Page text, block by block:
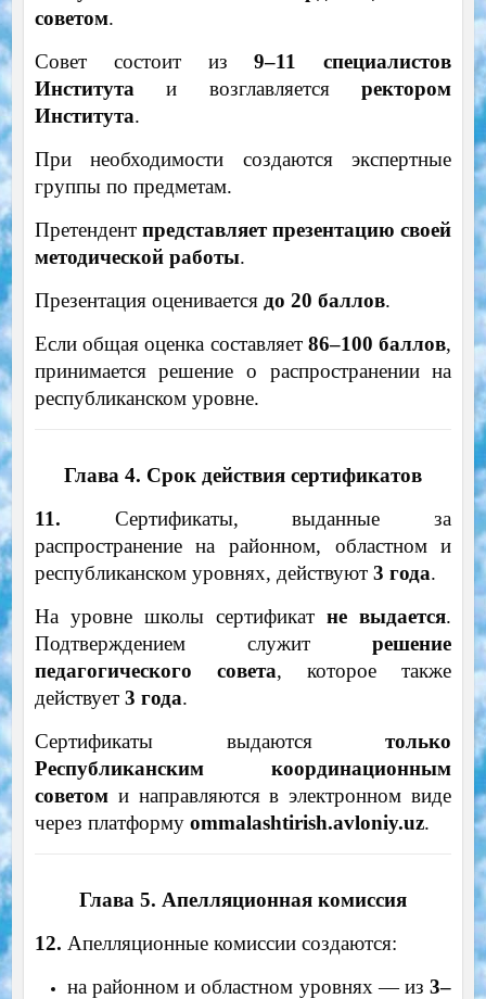
советом.
Совет состоит из9–11 специалистов
Института и возглавляетсяректором
Института.
При необходимости создаются экспертные
группы по предметам.
Претендент представляет презентацию своей
методической работы.
Презентация оценивается до 20 баллов.
Если общая оценка составляет 86–100 баллов,
принимается решение о распространении на
республиканском уровне.
Глава 4. Срок действия сертификатов
11. Сертификаты, выданные за
распространение на районном, областном и
республиканском уровнях, действуют 3 года.
На уровне школы сертификатне выдается.
Подтверждением служитрешение
педагогического совета, которое также
действует 3 года.
Сертификаты выдаютсятолько
Республиканским координационным
советоми направляются в электронном виде
через платформу ommalashtirish.avloniy.uz.
Глава 5. Апелляционная комиссия
12. Апелляционные комиссии создаются:
на районном и областном уровнях — из3–